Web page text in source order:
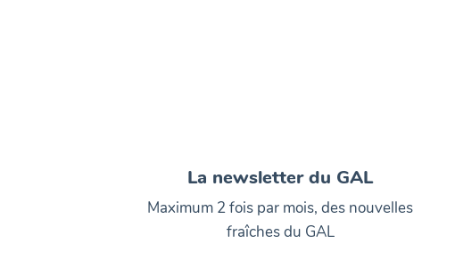
La newsletter du GAL
Maximum 2 fois par mois, des nouvelles
fraîches du GAL